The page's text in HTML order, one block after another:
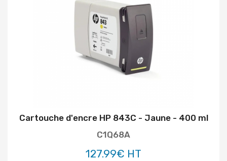
Cartouche d'encre HP 843C - Jaune - 400 ml
C1Q68A
127.99€ HT